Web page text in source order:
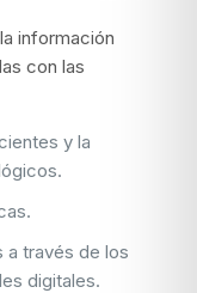
información
con las
y la
a través de los
digitales.